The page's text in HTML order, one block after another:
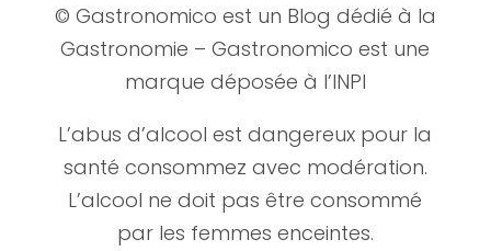
© Gastronomico est un Blog dédié à la
Gastronomie – Gastronomico est une
marque déposée à l’INPI
L’abus d’alcool est dangereux pour la
santé consommez avec modération.
L’alcool ne doit pas être consommé
par les femmes enceintes.